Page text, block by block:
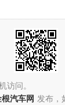
访问。
根汽车网 发布，